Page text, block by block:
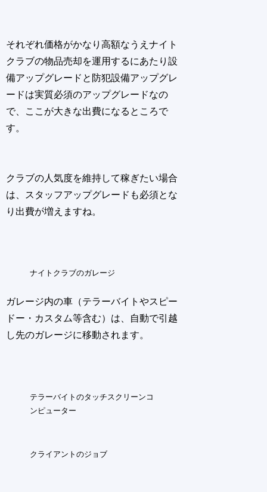
それぞれ価格がかなり高額なうえナイト
クラブの物品売却を運用するにあたり設
備アップグレードと防犯設備アップグレ
ードは実質必須のアップグレードなの
で、ここが大きな出費になるところで
す。
クラブの人気度を維持して稼ぎたい場合
は、スタッフアップグレードも必須とな
り出費が増えますね。
ナイトクラブのガレージ
ガレージ内の車（テラーバイトやスピー
ドー・カスタム等含む）は、自動で引越
し先のガレージに移動されます。
テラーバイトのタッチスクリーンコ
ンピューター
クライアントのジョブ